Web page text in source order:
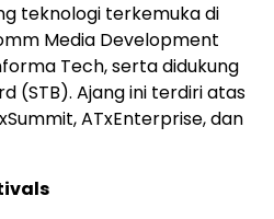
teknologi terkemuka di
Media Development
Tech, serta didukung
(STB). Ajang ini terdiri atas
ATxEnterprise, dan